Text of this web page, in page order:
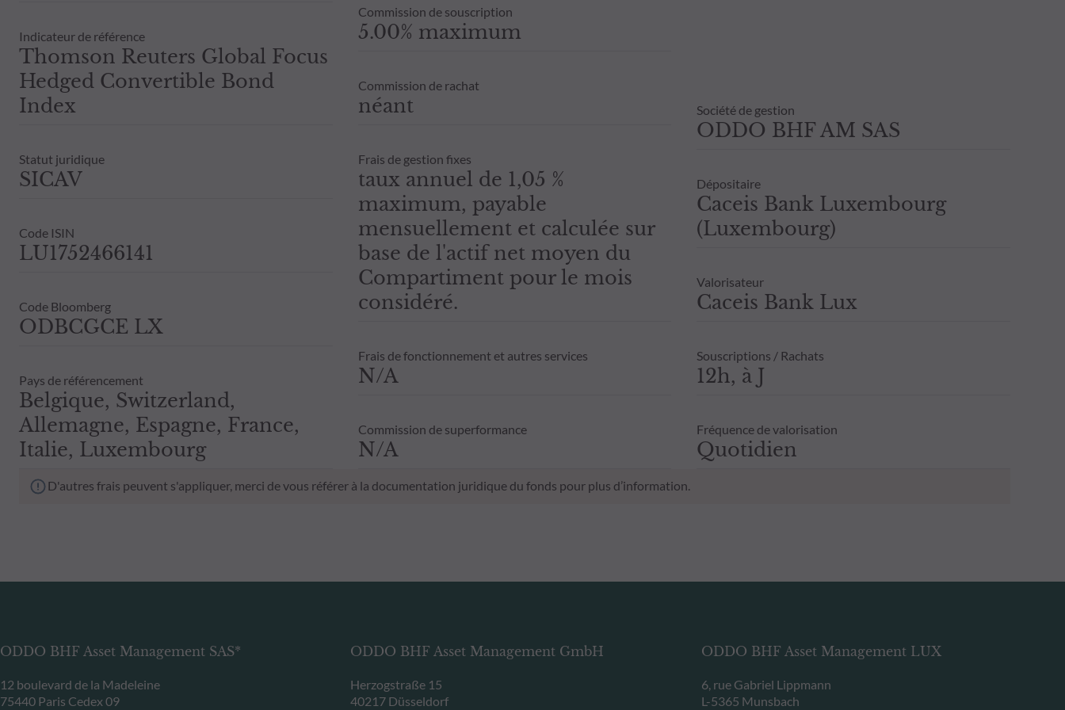
Indicateur de référence
Thomson Reuters Global Focus
Hedged Convertible Bond
Index
Statut juridique
SICAV
Code ISIN
LU1752466141
Code Bloomberg
ODBCGCE LX
Pays de référencement
Belgique, Switzerland,
Allemagne, Espagne, France,
Italie, Luxembourg
Commission de souscription
5.00% maximum
Commission de rachat
néant
Frais de gestion fixes
taux annuel de 1,05 %
maximum, payable
mensuellement et calculée sur
base de l'actif net moyen du
Compartiment pour le mois
considéré.
Frais de fonctionnement et autres services
N/A
Commission de superformance
N/A
Société de gestion
ODDO BHF AM SAS
Dépositaire
Caceis Bank Luxembourg
(Luxembourg)
Valorisateur
Caceis Bank Lux
Souscriptions / Rachats
12h, à J
Fréquence de valorisation
Quotidien
D'autres frais peuvent s'appliquer, merci de vous référer à la documentation juridique du fonds pour plus d’information.
ODDO BHF Asset Management SAS*
12 boulevard de la Madeleine
75440 Paris Cedex 09
ODDO BHF Asset Management GmbH
Herzogstraße 15
40217 Düsseldorf
ODDO BHF Asset Management LUX
6, rue Gabriel Lippmann
L-5365 Munsbach